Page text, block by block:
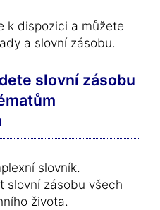
k dispozici a můžete
a slovní zásobu.
slovní zásobu
slovník.
slovní zásobu všech
života.